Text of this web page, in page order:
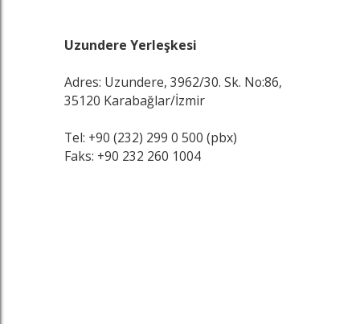
Uzundere Yerleşkesi
Adres: Uzundere, 3962/30. Sk. No:86,
35120 Karabağlar/İzmir
Tel: +90 (232) 299 0 500 (pbx)
Faks: +90 232 260 1004